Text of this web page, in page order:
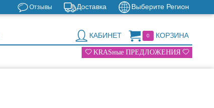
Выберите Регион
Доставка
Отзывы
0 КОРЗИНА
КАБИНЕТ
KRASные ПРЕДЛОЖЕНИЯ